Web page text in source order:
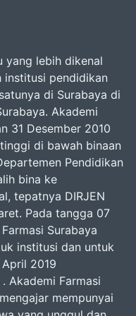
yang lebih dikenal
institusi pendidikan
di Surabaya di
Akademi
31 Desember 2010
di bawah binaan
Pendidikan
bina ke
tepatnya DIRJEN
Pada tangga 07
Surabaya
institusi dan untuk
2019
Akademi Farmasi
mempunyai